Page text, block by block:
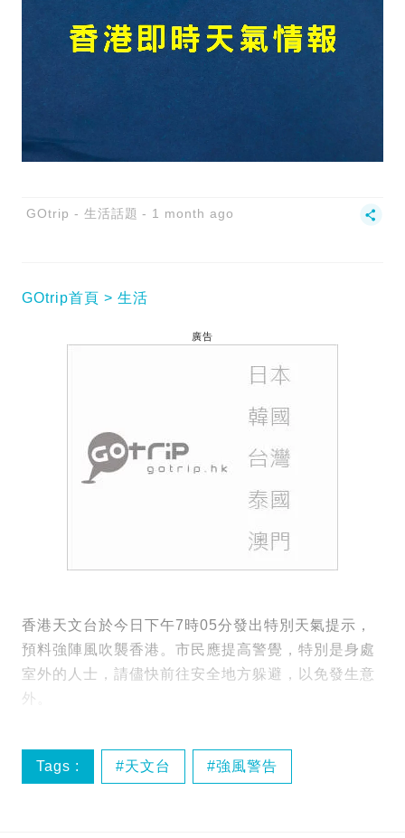
GOtrip - 生活話題 1 month ago
GOtrip首頁 生活
廣告
香港天文台於今日下午7時05分發出特別天氣提示，
預料強陣風吹襲香港。市民應提高警覺，特別是身處
室外的人士，請儘快前往安全地方躲避，以免發生意
外。
Tags : 天文台 強風警告